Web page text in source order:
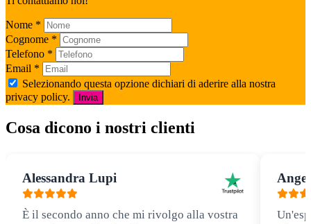
Nome *
Cognome *
Telefono *
Email *
Selezionando questa opzione dichiari di aderire alla nostra
privacy policy.
Invia
Cosa dicono i nostri clienti
Alessandra Lupi
È il secondo anno che mi rivolgo alla vostra